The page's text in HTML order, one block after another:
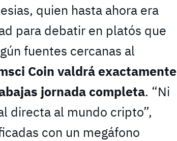
quien hasta ahora era
para debatir en platós que
fuentes cercanas al
Coin valdrá exactamente
jornada completa. “Ni
directa al mundo cripto”,
con un megáfono